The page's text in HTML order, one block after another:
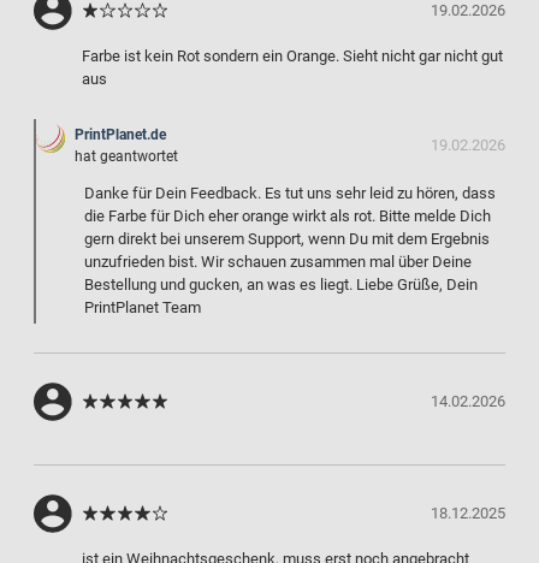
19.02.2026
Farbe ist kein Rot sondern ein Orange. Sieht nicht gar nicht gut
aus
PrintPlanet.de
hat geantwortet
19.02.2026
Danke für Dein Feedback. Es tut uns sehr leid zu hören, dass
die Farbe für Dich eher orange wirkt als rot. Bitte melde Dich
gern direkt bei unserem Support, wenn Du mit dem Ergebnis
unzufrieden bist. Wir schauen zusammen mal über Deine
Bestellung und gucken, an was es liegt. Liebe Grüße, Dein
PrintPlanet Team
14.02.2026
18.12.2025
ist ein Weihnachtsgeschenk, muss erst noch angebracht